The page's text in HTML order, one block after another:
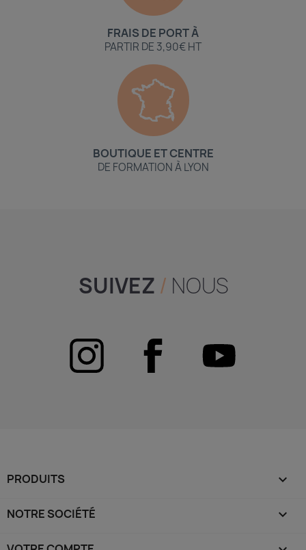
FRAIS DE PORT À
PARTIR DE 3,90€ HT
BOUTIQUE ET CENTRE
DE FORMATION À LYON
SUIVEZ / NOUS
PRODUITS 
NOTRE SOCIÉTÉ 